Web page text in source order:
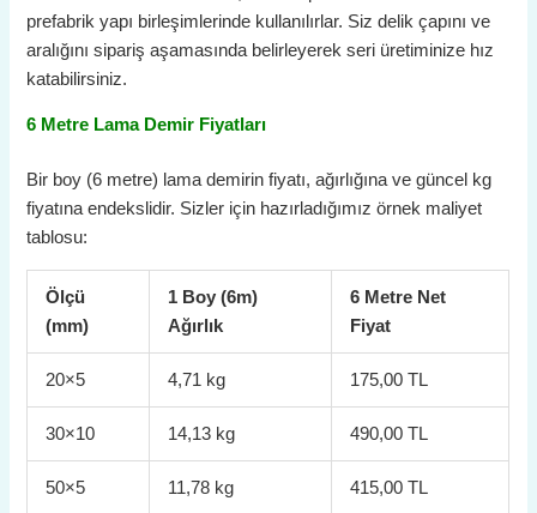
prefabrik yapı birleşimlerinde kullanılırlar. Siz delik çapını ve
aralığını sipariş aşamasında belirleyerek seri üretiminize hız
katabilirsiniz.
6 Metre Lama Demir Fiyatları
Bir boy (6 metre) lama demirin fiyatı, ağırlığına ve güncel kg
fiyatına endekslidir. Sizler için hazırladığımız örnek maliyet
tablosu:
Ölçü
(mm)
1 Boy (6m)
Ağırlık
6 Metre Net
Fiyat
20×5 4,71 kg 175,00 TL
30×10 14,13 kg 490,00 TL
50×5 11,78 kg 415,00 TL